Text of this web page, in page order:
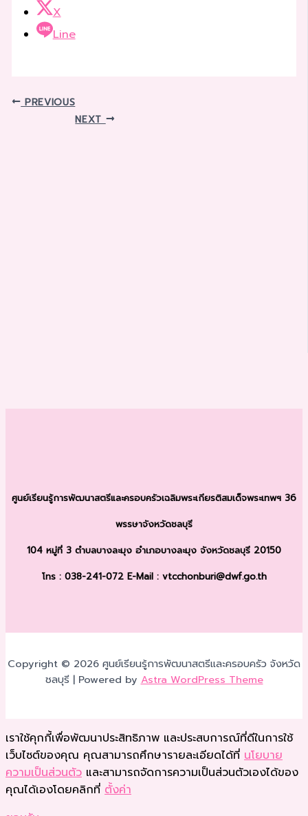
X
Line
PREVIOUS
NEXT
ศูนย์เรียนรู้การพัฒนาสตรีและครอบครัวเฉลิมพระเกียรติสมเด็จพระเทพฯ 36
พรรษาจังหวัดชลบุรี
104 หมู่ที่ 3 ตำบลบางละมุง อำเภอบางละมุง จังหวัดชลบุรี 20150
โทร : 038-241-072 E-Mail : vtcchonburi@dwf.go.th
Copyright © 2026 ศูนย์เรียนรู้การพัฒนาสตรีและครอบครัว จังหวัด
ชลบุรี | Powered byAstra WordPress Theme
เราใช้คุกกี้เพื่อพัฒนาประสิทธิภาพ และประสบการณ์ที่ดีในการใช้
เว็บไซต์ของคุณ คุณสามารถศึกษารายละเอียดได้ที่ นโยบาย
ความเป็นส่วนตัว และสามารถจัดการความเป็นส่วนตัวเองได้ของ
คุณได้เองโดยคลิกที่ ตั้งค่า